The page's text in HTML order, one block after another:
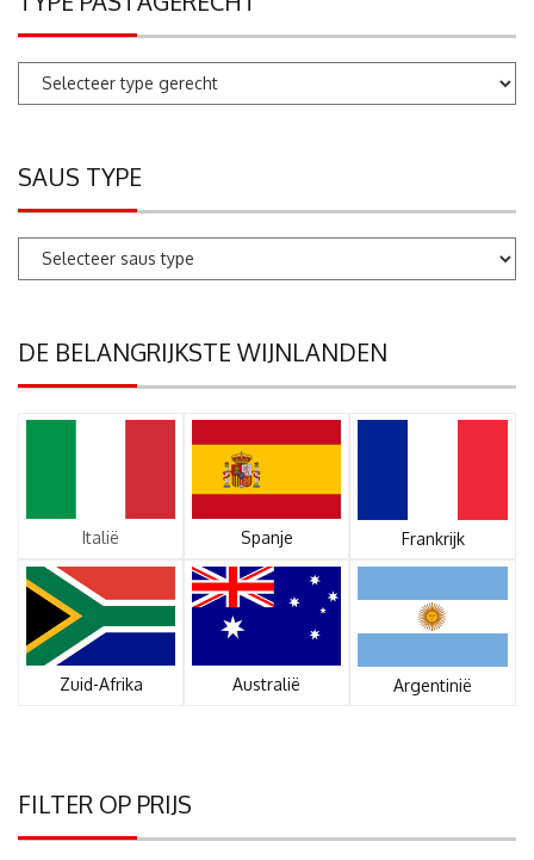
SAUS TYPE
DE BELANGRIJKSTE WIJNLANDEN
Italië Spanje Frankrijk
Zuid-Afrika Australië Argentinië
FILTER OP PRIJS